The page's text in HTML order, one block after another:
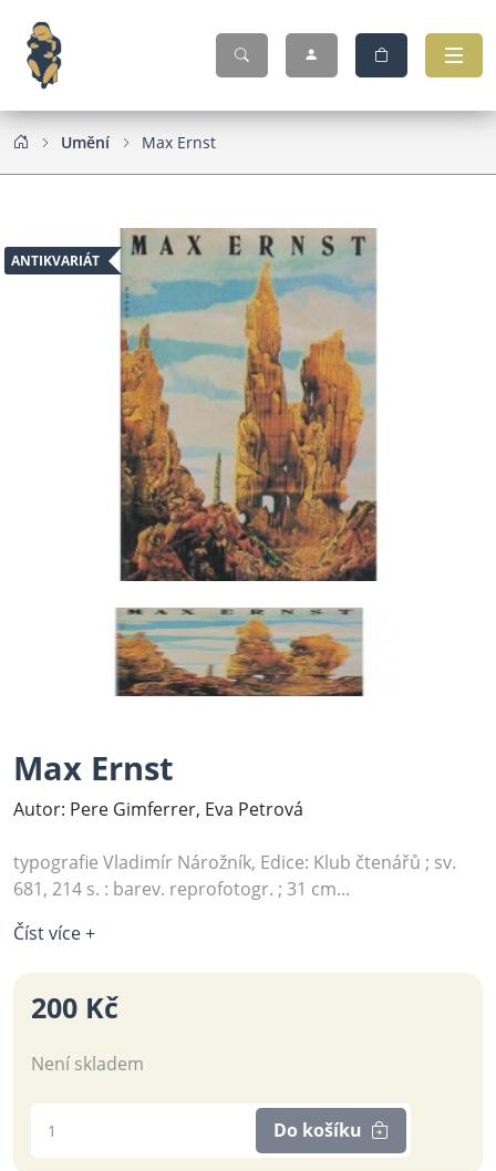
Umění Max Ernst
ANTIKVARIÁT
Max Ernst
Autor: Pere Gimferrer, Eva Petrová
typografie Vladimír Nárožník, Edice: Klub čtenářů ; sv.
681, 214 s. : barev. reprofotogr. ; 31 cm...
Číst více +
200 Kč
Není skladem
Do košíku